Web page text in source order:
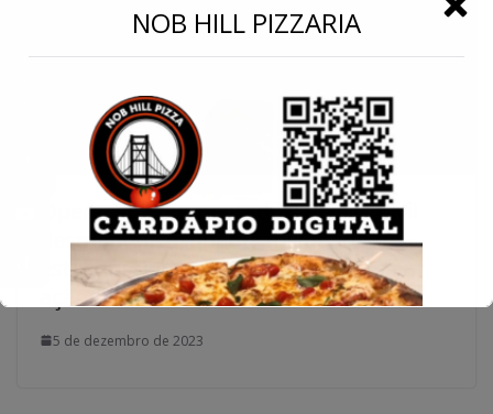
Operação Fragmentados: Polícia Civil
desmantela esquema milionário de
estelionato e lavagem de dinheiro em
ação coordenada em vários estados
5 de dezembro de 2023
NOB HILL PIZZARIA